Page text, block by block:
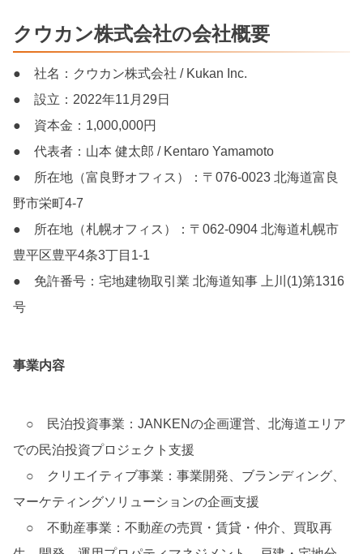
クウカン株式会社の会社概要
● 社名：クウカン株式会社 / Kukan Inc.
● 設立：2022年11月29日
● 資本金：1,000,000円
● 代表者：山本 健太郎 / Kentaro Yamamoto
● 所在地（富良野オフィス）：〒076-0023 北海道富良
野市栄町4-7
● 所在地（札幌オフィス）：〒062-0904 北海道札幌市
豊平区豊平4条3丁目1-1
● 免許番号：宅地建物取引業 北海道知事 上川(1)第1316
号
事業内容
○ 民泊投資事業：JANKENの企画運営、北海道エリア
での民泊投資プロジェクト支援
○ クリエイティブ事業：事業開発、ブランディング、
マーケティングソリューションの企画支援
○ 不動産事業：不動産の売買・賃貸・仲介、買取再